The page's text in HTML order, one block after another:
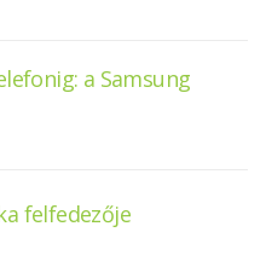
a Samsung
felfedezője